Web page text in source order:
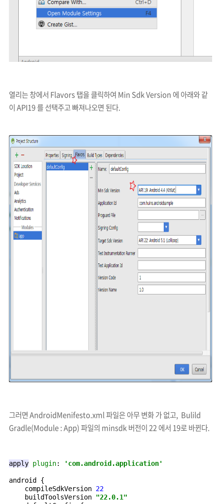
열리는 창에서 Flavors 탭을 클릭하여 Min Sdk Version 에 아래와 같
이 API19 를 선택주고 빠져나오면 된다.
그러면 AndroidMenifesto.xml 파일은 아무 변화 가 없고, Bulild
Gradle(Module : App) 파일의 minsdk 버전이 22 에서 19로 바뀐다.
apply plugin: 'com.android.application'
android {
    compileSdkVersion
22
buildToolsVersion "22.0.1"